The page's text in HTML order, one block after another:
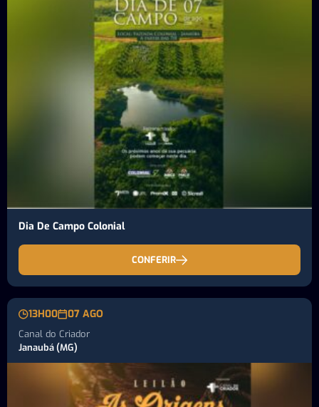
Dia De Campo Colonial
CONFERIR
13H00 07 AGO
Canal do Criador
Janaubá (MG)